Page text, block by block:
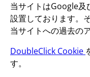
当サイトはGoogle及
設置しております。
当サイトへの過去の
DoubleClick Cookie
す。